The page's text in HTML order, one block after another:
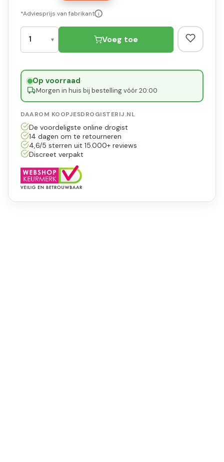
*Adviesprijs van fabrikant i
Voeg toe
Op voorraad·
Morgen in huis bij bestelling vóór 20:00
DAAROM KOOPJESDROGISTERIJ.NL
De voordeligste online drogist
14 dagen om te retourneren
4,6/5 sterren uit 15.000+ reviews
Discreet verpakt